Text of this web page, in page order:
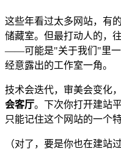
这些年看过太多网站，有
储藏室。但最打动人的，
——可能是"关于我们"里一
经意露出的工作室一角。
技术会迭代，审美会变化
会客厅。下次你打开建站
只能记住这个网站的一个
（对了，要是你也在建站